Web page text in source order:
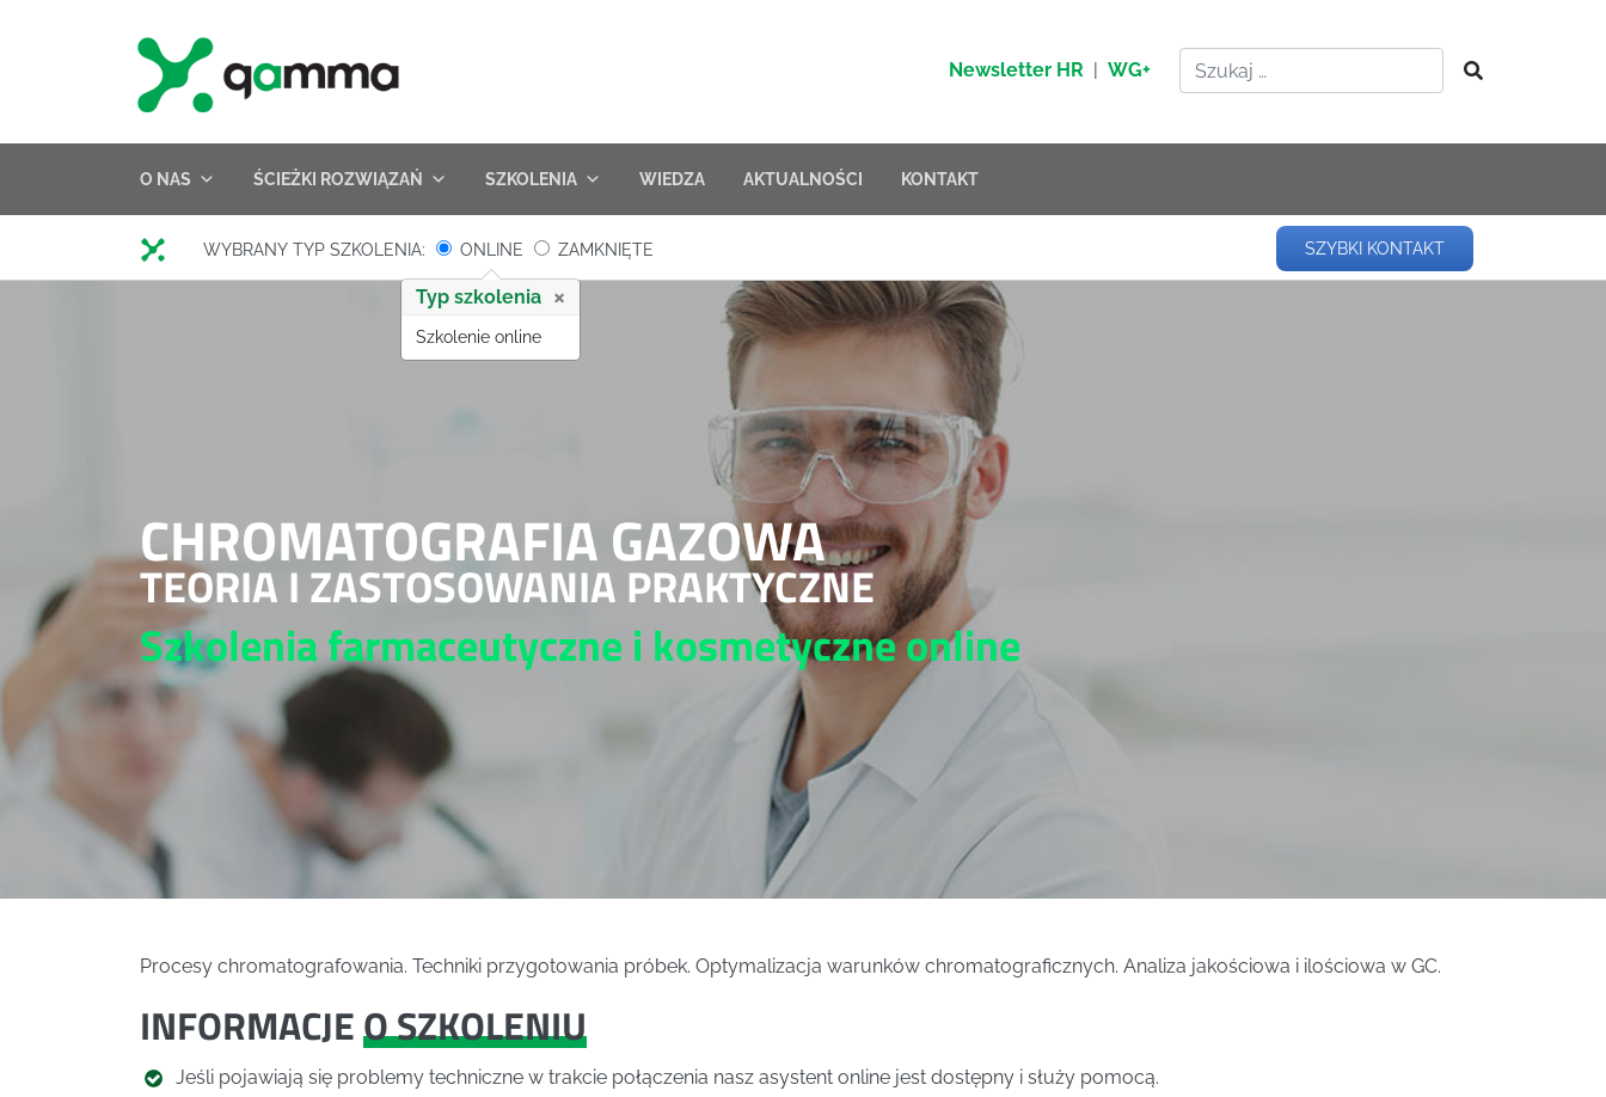
Newsletter HR | WG+
O NAS ŚCIEŻKI ROZWIĄZAŃ SZKOLENIA WIEDZA AKTUALNOŚCI KONTAKT
WYBRANY TYP SZKOLENIA: ONLINE ZAMKNIĘTE SZYBKI KONTAKT
CHROMATOGRAFIA GAZOWA
TEORIA I ZASTOSOWANIA PRAKTYCZNE
Szkolenia farmaceutyczne i kosmetyczneonline
Procesy chromatografowania. Techniki przygotowania próbek. Optymalizacja warunków chromatograficznych. Analiza jakościowa i ilościowa w GC.
INFORMACJEO SZKOLENIU
Jeśli pojawiają się problemy techniczne w trakcie połączenia nasz asystent online jest dostępny i służy pomocą.
Typ szkolenia ×
Szkolenie online